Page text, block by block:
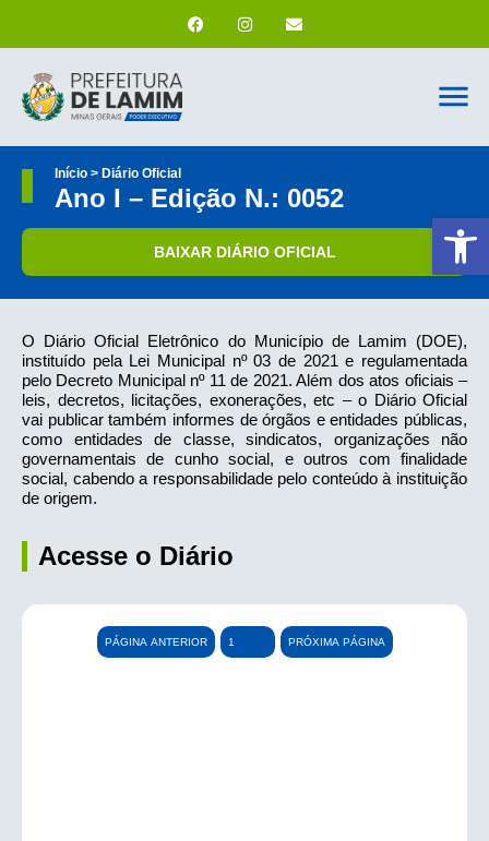
Início > Diário Oficial
Ano I – Edição N.: 0052
BAIXAR DIÁRIO OFICIAL
O Diário Oficial Eletrônico do Município de Lamim (DOE),
instituído pela Lei Municipal nº 03 de 2021 e regulamentada
pelo Decreto Municipal nº 11 de 2021. Além dos atos oficiais –
leis, decretos, licitações, exonerações, etc – o Diário Oficial
vai publicar também informes de órgãos e entidades públicas,
como entidades de classe, sindicatos, organizações não
governamentais de cunho social, e outros com finalidade
social, cabendo a responsabilidade pelo conteúdo à instituição
de origem.
Acesse o Diário
PÁGINA ANTERIOR PRÓXIMA PÁGINA